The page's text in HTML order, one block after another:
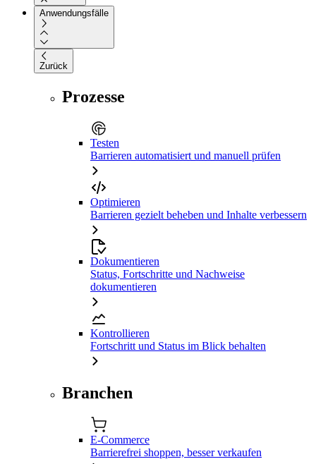
Anwendungsfälle
Zurück
Prozesse
Testen
Barrieren automatisiert und manuell prüfen
Optimieren
Barrieren gezielt beheben und Inhalte verbessern
Dokumentieren
Status, Fortschritte und Nachweise
dokumentieren
Kontrollieren
Fortschritt und Status im Blick behalten
Branchen
E-Commerce
Barrierefrei shoppen, besser verkaufen